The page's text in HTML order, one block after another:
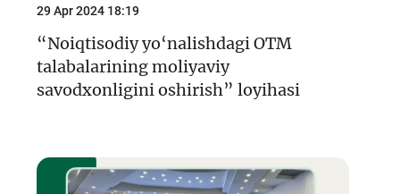
29 Apr 2024 18:19
“Noiqtisodiy yo‘nalishdagi OTM
talabalarining moliyaviy
savodxonligini oshirish” loyihasi